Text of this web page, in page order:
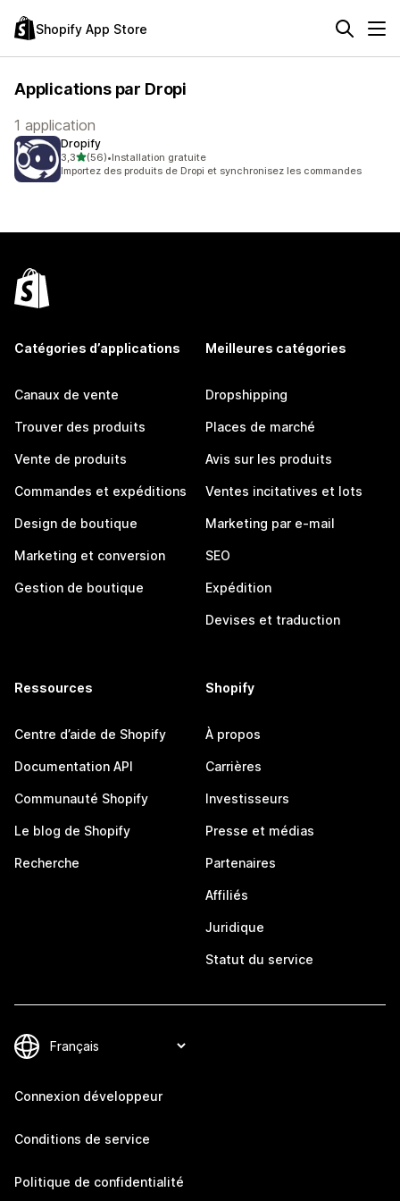
Shopify App Store
Applications par Dropi
1 application
Dropify
3,3étoile(s) sur 5
(56)
56 avis au total
•Installation gratuite
Importez des produits de Dropi et synchronisez les commandes
Catégories d’applications
Canaux de vente
Trouver des produits
Vente de produits
Commandes et expéditions
Design de boutique
Marketing et conversion
Gestion de boutique
Meilleures catégories
Dropshipping
Places de marché
Avis sur les produits
Ventes incitatives et lots
Marketing par e-mail
SEO
Expédition
Devises et traduction
Ressources
Centre d’aide de Shopify
Documentation API
Communauté Shopify
Le blog de Shopify
Recherche
Shopify
À propos
Carrières
Investisseurs
Presse et médias
Partenaires
Affiliés
Juridique
Statut du service
Connexion développeur
Conditions de service
Politique de confidentialité